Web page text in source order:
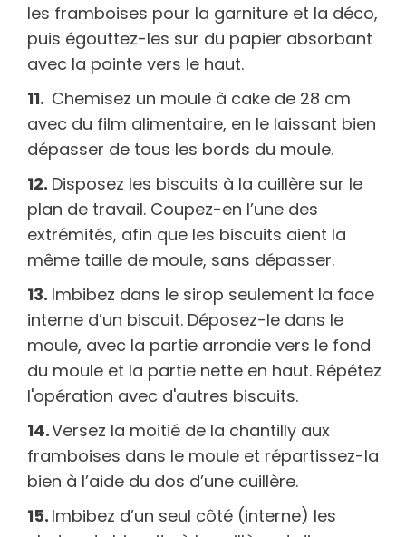
les framboises pour la garniture et la déco,
puis égouttez-les sur du papier absorbant
avec la pointe vers le haut.
Chemisez un moule à cake de 28 cm
avec du film alimentaire, en le laissant bien
dépasser de tous les bords du moule.
Disposez les biscuits à la cuillère sur le
plan de travail. Coupez-en l’une des
extrémités, afin que les biscuits aient la
même taille de moule, sans dépasser.
Imbibez dans le sirop seulement la face
interne d’un biscuit. Déposez-le dans le
moule, avec la partie arrondie vers le fond
du moule et la partie nette en haut. Répétez
l'opération avec d'autres biscuits.
Versez la moitié de la chantilly aux
framboises dans le moule et répartissez-la
bien à l’aide du dos d’une cuillère.
Imbibez d’un seul côté (interne) les